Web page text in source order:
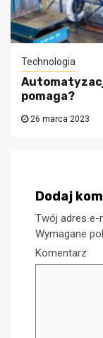
Technologia
pomaga?
26 marca 2023
Dodaj
Twój adres e-
Wymagane
Komentarz